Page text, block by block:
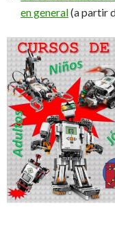
en general(a partir